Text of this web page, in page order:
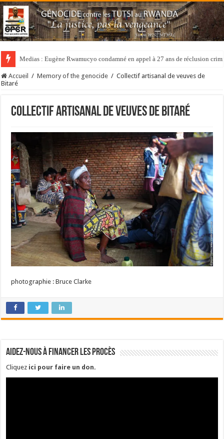
Medias : Eugène Rwamucyo condamné en appel à 27 ans de réclusion
Accueil / Memory of the genocide / Collectif artisanal de veuves de
Bitaré
Collectif artisanal de veuves de Bitaré
photographie : Bruce Clarke
Aidez-nous à financer les procès
Cliquez ici pour faire un don.